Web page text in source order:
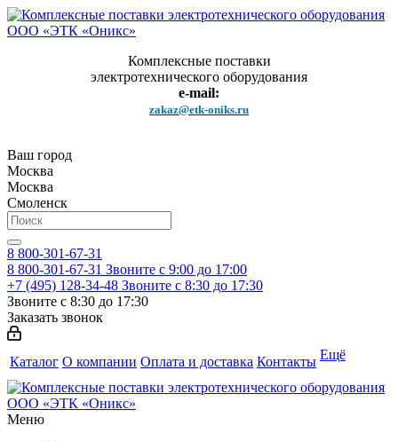
Комплексные поставки
электротехнического оборудования
e-mail:
zakaz@etk-oniks.ru
Ваш город
Москва
Москва
Смоленск
8 800-301-67-31
8 800-301-67-31 Звоните с 9:00 до 17:00
+7 (495) 128-34-48 Звоните с 8:30 до 17:30
Звоните с 8:30 до 17:30
Заказать звонок
Каталог О компании Оплата и доставка Контакты Ещё
Меню